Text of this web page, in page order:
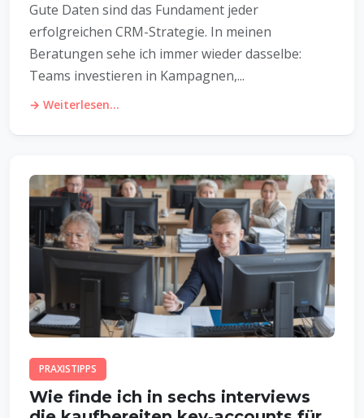
Gute Daten sind das Fundament jeder
erfolgreichen CRM-Strategie. In meinen
Beratungen sehe ich immer wieder dasselbe:
Teams investieren in Kampagnen,...
→ Weiterlesen...
PRAXISTIPPS
Wie finde ich in sechs interviews